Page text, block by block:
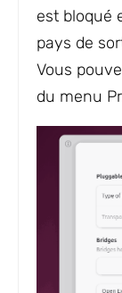
est bloqué
pays de
Vous
du menu